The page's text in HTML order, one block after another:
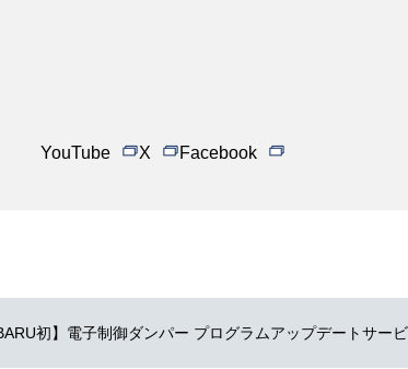
YouTube X Facebook
初】電子制御ダンパー プログラムアップデートサー